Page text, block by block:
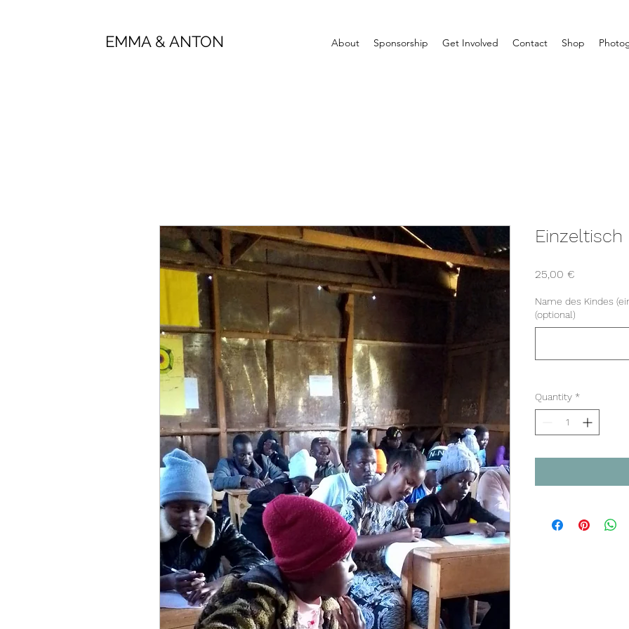
EMMA & ANTON About Sponsorship Get Involved Contact Shop
Einzeltisch
25,00 €
Name des Kindes
(optional)
Quantity *